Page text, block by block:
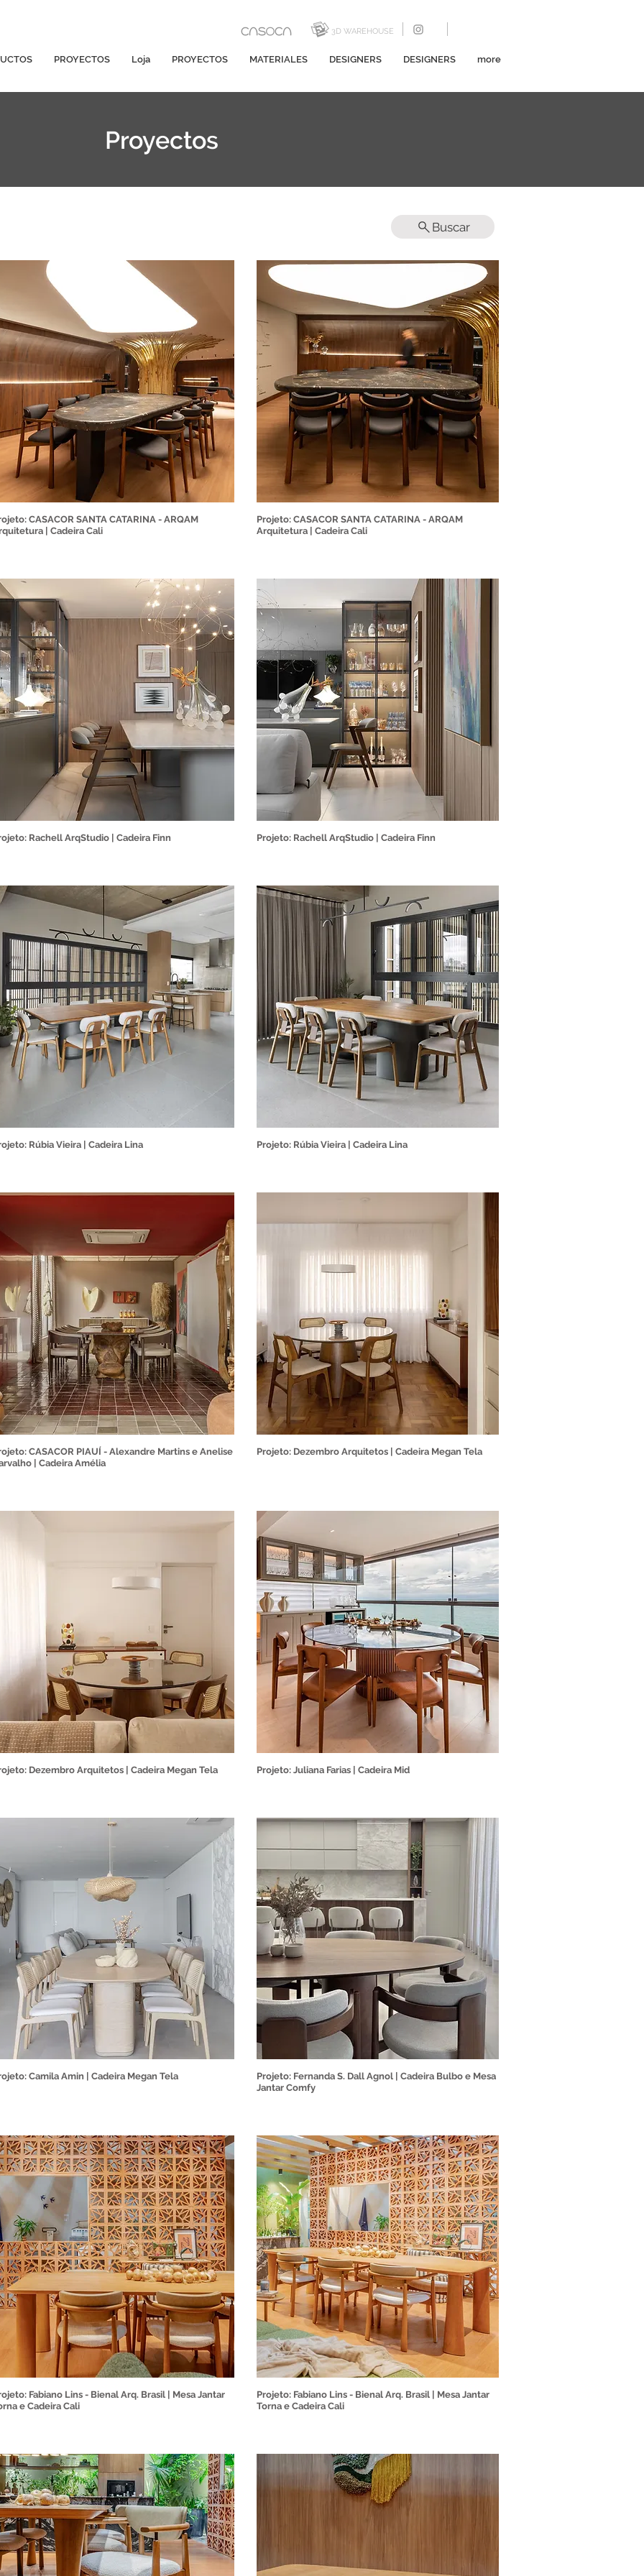
PROYECTOS Loja PROYECTOS MATERIALES DESIGNERS DESIGNERS more
3D WAREHOUSE
Proyectos
Buscar
CASACOR SANTA CATARINA - ARQAM
| Cadeira Cali
Projeto: CASACOR SANTA CATARINA - ARQAM
Arquitetura | Cadeira Cali
Rachell ArqStudio | Cadeira Finn Projeto: Rachell ArqStudio | Cadeira Finn
Rúbia Vieira | Cadeira Lina Projeto: Rúbia Vieira | Cadeira Lina
CASACOR PIAUÍ - Alexandre Martins e Anelise
| Cadeira Amélia
Projeto: Dezembro Arquitetos | Cadeira Megan Tela
Dezembro Arquitetos | Cadeira Megan Tela Projeto: Juliana Farias | Cadeira Mid
Camila Amin | Cadeira Megan Tela
Projeto: Fernanda S. Dall Agnol | Cadeira Bulbo e Mesa
Jantar Comfy
Fabiano Lins - Bienal Arq. Brasil | Mesa Jantar
e Cadeira Cali
Projeto: Fabiano Lins - Bienal Arq. Brasil | Mesa Jantar
Torna e Cadeira Cali